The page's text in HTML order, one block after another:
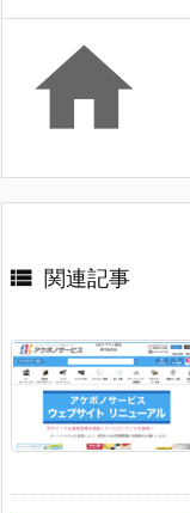

 関連記事